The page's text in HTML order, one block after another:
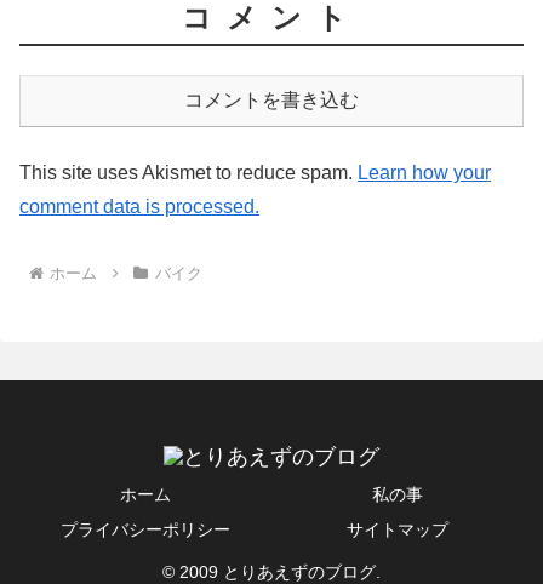
コメント
コメントを書き込む
This site uses Akismet to reduce spam. Learn how your
comment data is processed.
ホーム バイク
ホーム
私の事
プライバシーポリシー
サイトマップ
© 2009 とりあえずのブログ.